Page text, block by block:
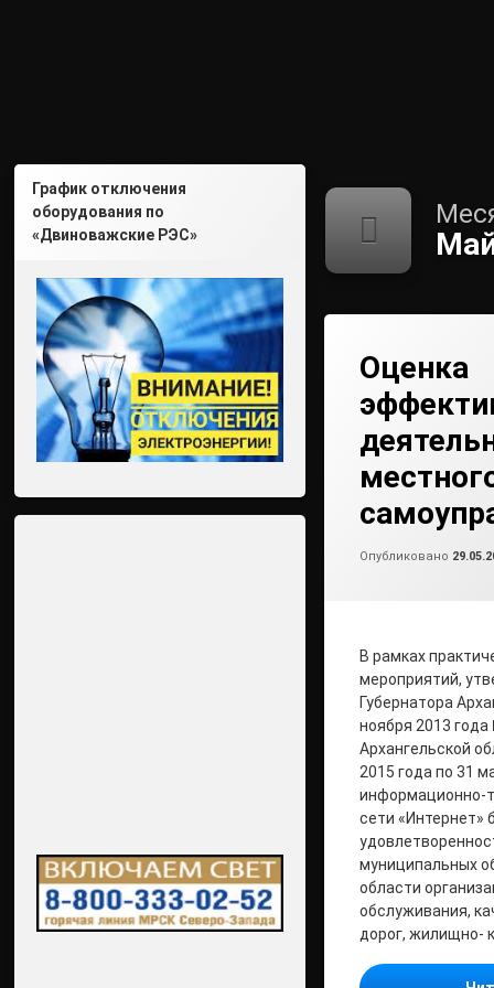
Оценка
Опубликовано
В рамках
мероприятий,
Губернатора
ноября 2013
Архангельской
2015 года по 31
информационно-
сети «Интернет»
муниципальных
области
обслуживания,
дорог, жилищно-
График отключения
оборудования по
«Двиноважские РЭС»